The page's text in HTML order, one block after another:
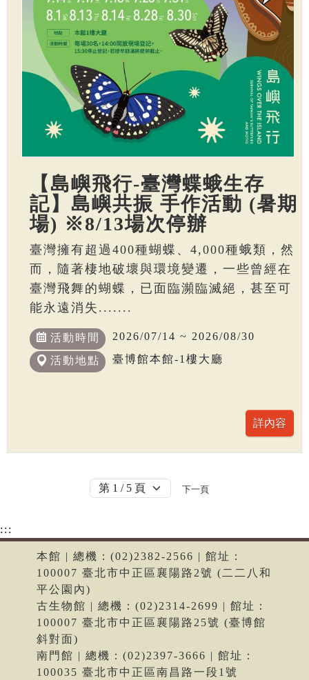
【島嶼飛行-臺灣蝶蛾生存
記】島嶼共振 手作活動 (暑期
場) ※8/13場次停辦
臺灣擁有超過400種蝴蝶、4,000種蛾類，然
而，隨著棲地破壞與環境變遷，一些曾經在
臺灣飛舞的蝴蝶，已面臨瀕臨滅絕，甚至可
能永遠消失.......
活動時間 2026/07/14 ~ 2026/08/30
活動地點 臺博館本館-1樓大廳
下一頁
:::
本館 | 總機：(02)2382-2566 | 館址：
100007 臺北市中正區襄陽路2號 (二二八和
平公園內)
古生物館 | 總機：(02)2314-2699 | 館址：
100007 臺北市中正區襄陽路25號 (臺博館
斜對面)
南門館 | 總機：(02)2397-3666 | 館址：
100035 臺北市中正區南昌路一段1號